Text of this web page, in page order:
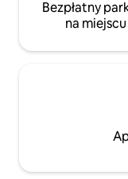
Bezpłatny
na miejscu